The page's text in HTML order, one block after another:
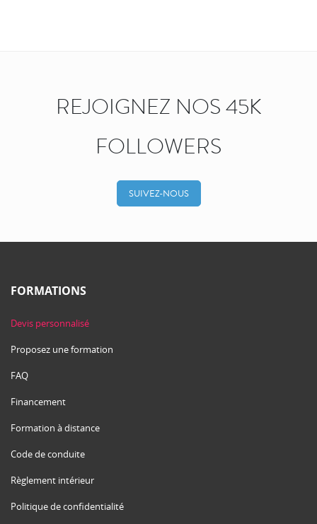
REJOIGNEZ NOS 45K
FOLLOWERS
SUIVEZ-NOUS
FORMATIONS
Devis personnalisé
Proposez une formation
FAQ
Financement
Formation à distance
Code de conduite
Règlement intérieur
Politique de confidentialité